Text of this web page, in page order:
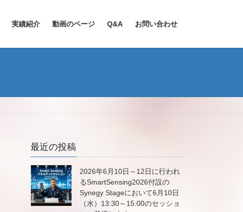
実績紹介 動画のページ Q&A お問い合わせ
最近の投稿
2026年6月10日～12日に行われ
るSmartSensing2026付設の
Synegy Stageにおいて6月10日
（水）13:30～15:00のセッショ